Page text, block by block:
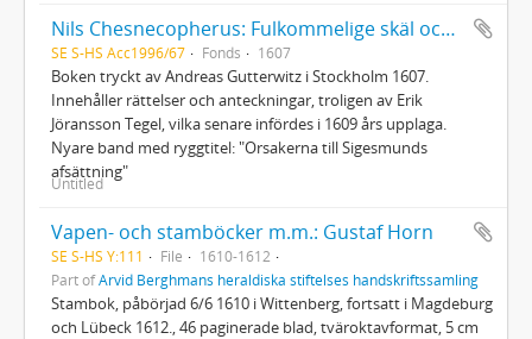
Nils Chesnecopherus: Fulkommelige skäl och rättmätige orsaker, så och sanfärdige berättelser, hwarföre samptlige Sweriges rijkes ständer hafwe medh all fogh och rätt afsagdt konung Sigismundum ...
SE S-HS Acc1996/67 Fonds 1607
Boken tryckt av Andreas Gutterwitz i Stockholm 1607.
Innehåller rättelser och anteckningar, troligen av Erik
Jöransson Tegel, vilka senare infördes i 1609 års upplaga.
Nyare band med ryggtitel: "Orsakerna till Sigesmunds
afsättning"
Untitled
Vapen- och stamböcker m.m.: Gustaf Horn
SE S-HS Y:111 File
1610-1612
Part ofArvid Berghmans heraldiska stiftelses handskriftssamling
Stambok, påbörjad 6/6 1610 i Wittenberg, fortsatt i Magdeburg
och Lübeck 1612., 46 paginerade blad, tväroktavformat, 5 cm